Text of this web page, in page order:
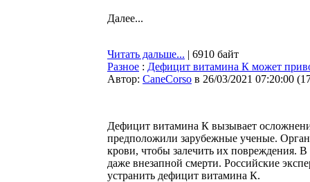
Далее...
Читать дальше... | 6910 байт
Разное : Дефицит витамина К может
Автор: CaneCorso в 26/03/2021 07:20:00 (
Дефицит витамина К вызывает
предположили зарубежные ученые.
крови, чтобы залечить их повреждения.
даже внезапной смерти. Российские
устранить дефицит витамина К.